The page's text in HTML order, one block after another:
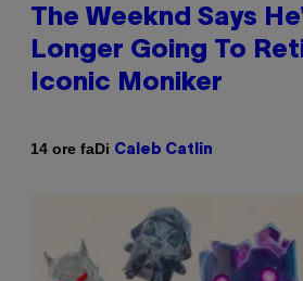
The Weeknd Says
Longer Going To
Iconic Moniker
14 ore faDi Caleb Catlin